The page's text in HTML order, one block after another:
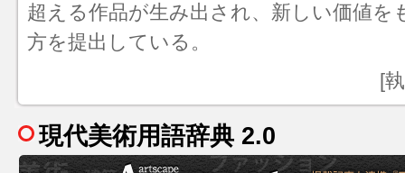
超える作品が生み出され、新しい価値を
方を提出している。
[
現代美術用語辞典 2.0